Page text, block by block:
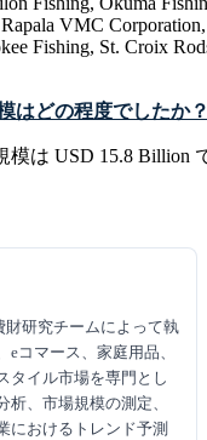
VMC
Fishing, St. Croix
はどの程度でしたか
模は USD 15.8 Billion
財研究チームによって執
コマース、家庭用品、
タイル市場を専門とし
、市場規模の測定、
におけるトレンド予測